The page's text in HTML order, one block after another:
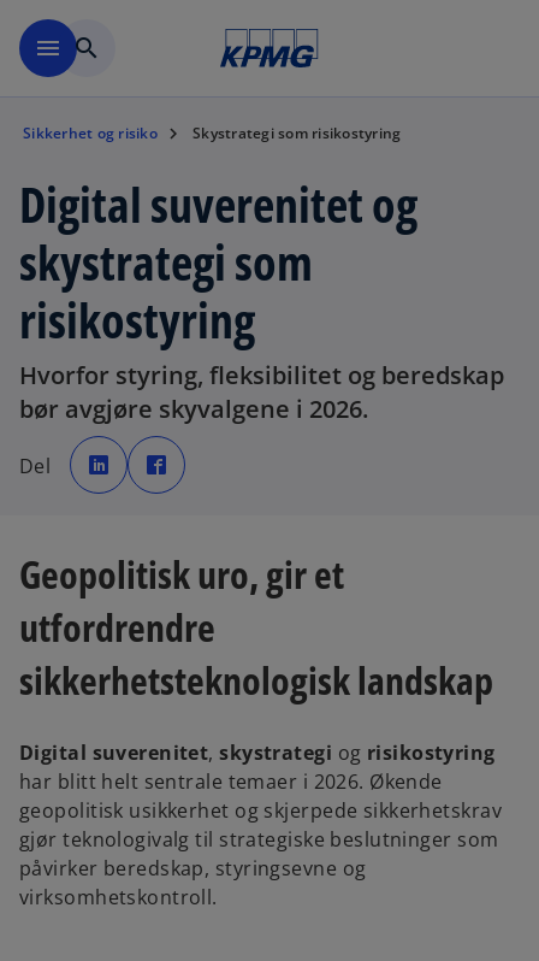
menu search
Sikkerhet og risiko Skystrategi som risikostyring
Digital suverenitet og
skystrategi som
risikostyring
Hvorfor styring, fleksibilitet og beredskap
bør avgjøre skyvalgene i 2026.
Del
o
p
e
n
n
e
w
b
p
e
e
w
b
Geopolitisk uro, gir et
utfordrendre
sikkerhetsteknologisk landskap
Digital suverenitet,skystrategi og risikostyring
har blitt helt sentrale temaer i 2026. Økende
geopolitisk usikkerhet og skjerpede sikkerhetskrav
gjør teknologivalg til strategiske beslutninger som
påvirker beredskap, styringsevne og
virksomhetskontroll.